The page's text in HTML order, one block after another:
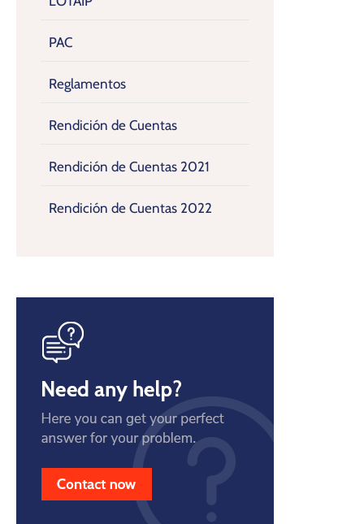
PAC
Reglamentos
Rendición de Cuentas
Rendición de Cuentas 2021
Rendición de Cuentas 2022